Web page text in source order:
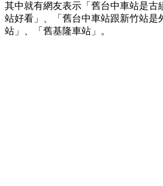
其中就有網友表示「舊台中車站是古
站好看」、「舊台中車站跟新竹站是
站」、「舊基隆車站」。